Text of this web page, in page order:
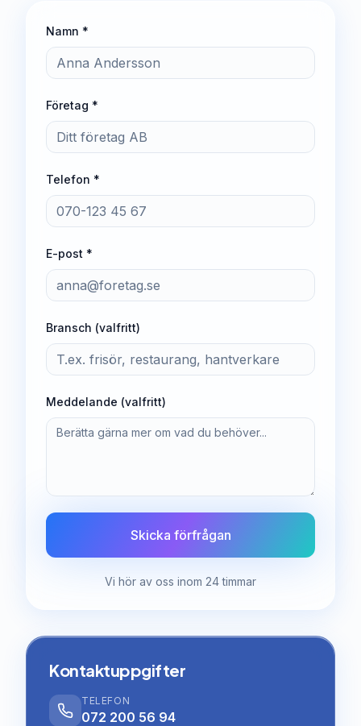
Namn *
Företag *
Telefon *
E-post *
Bransch (valfritt)
Meddelande (valfritt)
Skicka förfrågan
Vi hör av oss inom 24 timmar
Kontaktuppgifter
TELEFON
072 200 56 94